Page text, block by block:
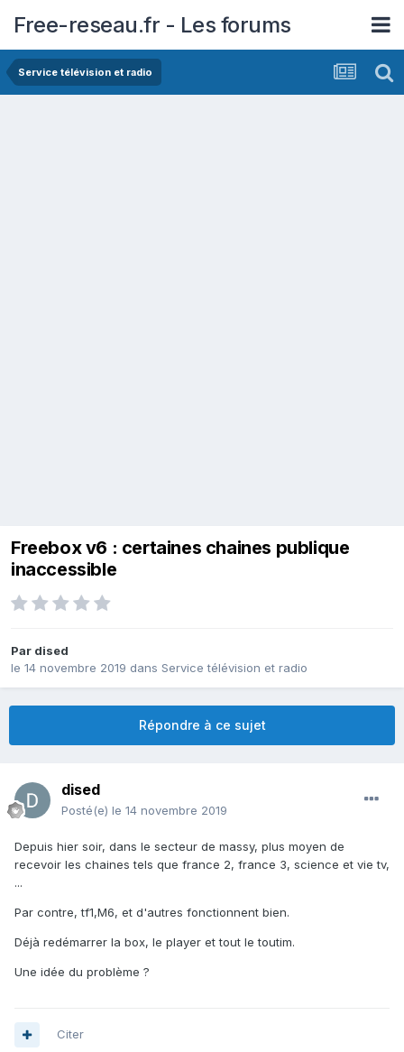
Free-reseau.fr - Les forums
Service télévision et radio
Freebox v6 : certaines chaines publique
inaccessible
Par dised
le 14 novembre 2019 dans Service télévision et radio
Répondre à ce sujet
dised
Posté(e) le 14 novembre 2019
Depuis hier soir, dans le secteur de massy, plus moyen de
recevoir les chaines tels que france 2, france 3, science et vie tv,
...
Par contre, tf1,M6, et d'autres fonctionnent bien.
Déjà redémarrer la box, le player et tout le toutim.
Une idée du problème ?
Citer